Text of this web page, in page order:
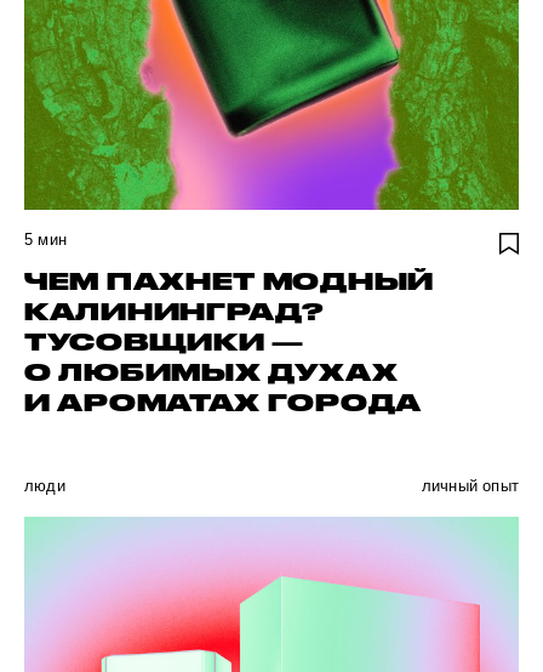
5 мин
ЧЕМ ПАХНЕТ МОДНЫЙ
КАЛИНИНГРАД?
ТУСОВЩИКИ —
О ЛЮБИМЫХ ДУХАХ
И АРОМАТАХ ГОРОДА
люди личный опыт